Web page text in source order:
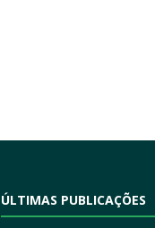
ÚLTIMAS PUBLICAÇÕES